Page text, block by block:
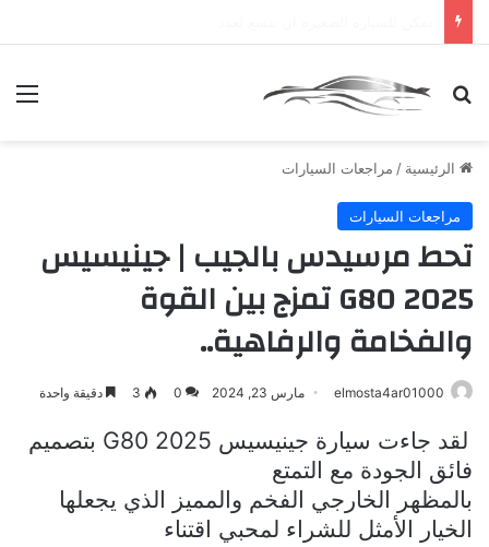
بحث عن
الرئيسية / مراجعات السيارات
مراجعات السيارات
تحط مرسيدس بالجيب | جينيسيس
G80 2025 تمزج بين القوة
والفخامة والرفاهية..
elmosta4ar01000 مارس 23, 2024 0
3 دقيقة واحدة
لقد جاءت سيارة جينيسيس G80 2025 بتصميم
فائق الجودة مع التمتع
بالمظهر الخارجي الفخم والمميز الذي يجعلها
الخيار الأمثل للشراء لمحبي اقتناء